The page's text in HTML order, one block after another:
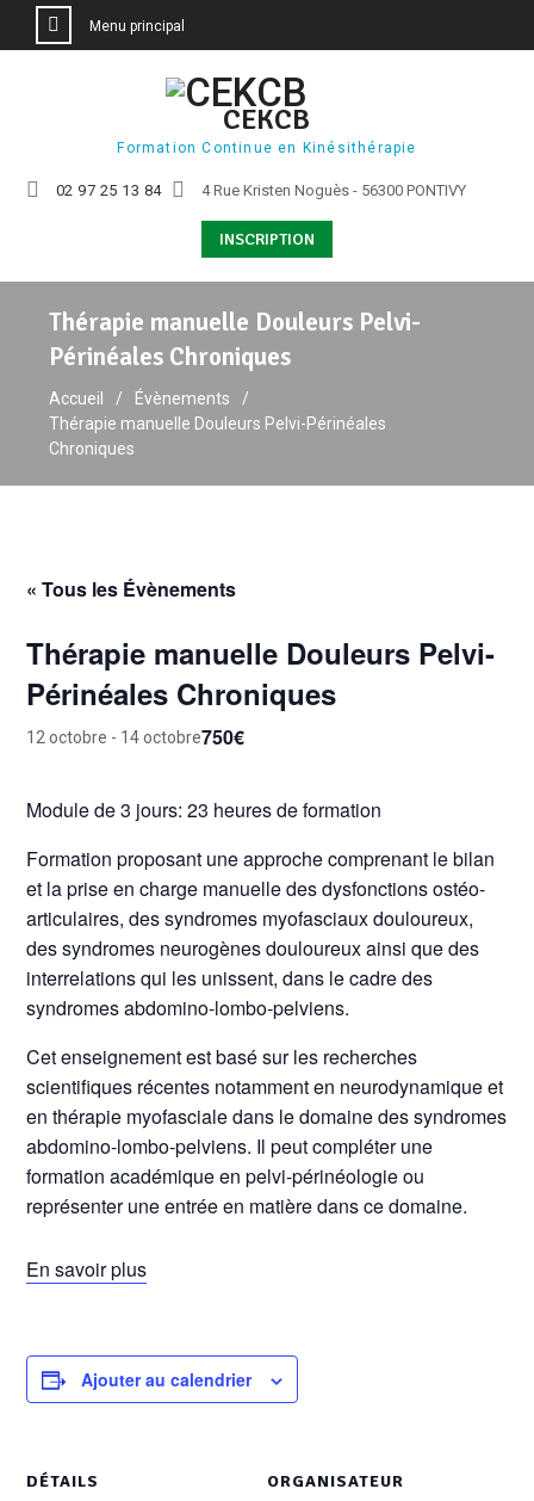
Menu principal
CEKCB
Formation Continue en Kinésithérapie
02 97 25 13 84 4 Rue Kristen Noguès - 56300 PONTIVY
INSCRIPTION
Thérapie manuelle Douleurs Pelvi-
Périnéales Chroniques
Accueil
Évènements
Thérapie manuelle Douleurs Pelvi-Périnéales
Chroniques
« Tous les Évènements
Thérapie manuelle Douleurs Pelvi-
Périnéales Chroniques
12 octobre - 14 octobre750€
Module de 3 jours: 23 heures de formation
Formation proposant une approche comprenant le bilan
et la prise en charge manuelle des dysfonctions ostéo-
articulaires, des syndromes myofasciaux douloureux,
des syndromes neurogènes douloureux ainsi que des
interrelations qui les unissent, dans le cadre des
syndromes abdomino-lombo-pelviens.
Cet enseignement est basé sur les recherches
scientifiques récentes notamment en neurodynamique et
en thérapie myofasciale dans le domaine des syndromes
abdomino-lombo-pelviens. Il peut compléter une
formation académique en pelvi-périnéologie ou
représenter une entrée en matière dans ce domaine.
En savoir plus
Ajouter au calendrier
DÉTAILS ORGANISATEUR